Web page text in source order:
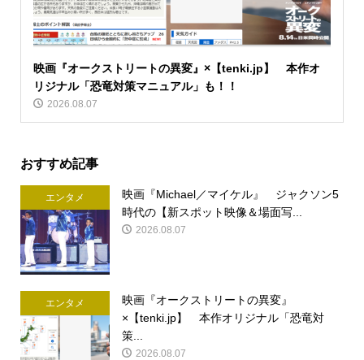
映画『オークストリートの異変』×【tenki.jp】 本作オ
リジナル「恐竜対策マニュアル」も！！
2026.08.07
おすすめ記事
エンタメ
映画『Michael／マイケル』 ジャクソン5
時代の【新スポット映像＆場面写...
2026.08.07
エンタメ
映画『オークストリートの異変』
×【tenki.jp】 本作オリジナル「恐竜対
策...
2026.08.07